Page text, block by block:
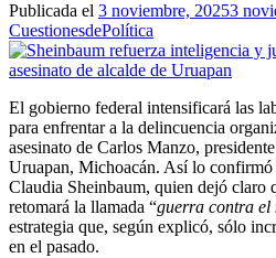
Publicada el 3 noviembre, 20253
CuestionesdePolítica
El gobierno federal intensificará las
para enfrentar a la delincuencia
asesinato de Carlos Manzo,
Uruapan, Michoacán. Así lo confirmó
Claudia Sheinbaum, quien dejó claro
retomará la llamada “guerra contra el
estrategia que, según explicó, sólo
en el pasado.